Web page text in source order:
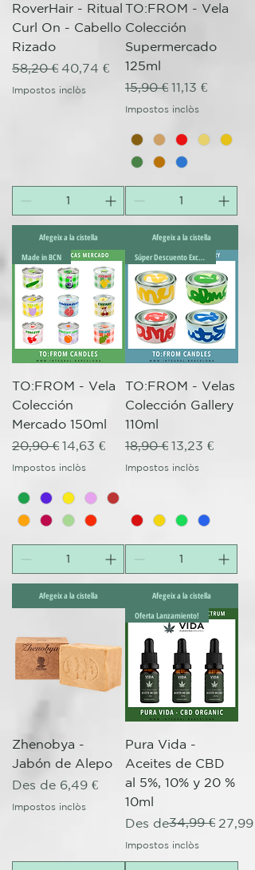
RoverHair - Ritual
Curl On - Cabello
Rizado
Preu normal
58,20 € Preu d'oferta
40,74 €
Impostos inclòs
Afegeix a la cistella
TO:FROM - Vela
Colección
Supermercado
125ml
Preu normal
15,90 € Preu d'oferta
11,13 €
Impostos inclòs
Afegeix a la cistella
Made in BCN
TO:FROM - Vela
Colección
Mercado 150ml
Preu normal
20,90 € Preu d'oferta
14,63 €
Impostos inclòs
Afegeix a la cistella
Súper Descuento Excepcional
TO:FROM - Velas
Colección Gallery
110ml
Preu normal
18,90 € Preu d'oferta
13,23 €
Impostos inclòs
Afegeix a la cistella
Zhenobya -
Jabón de Alepo
Des de 6,49 €
Preu d'oferta
Impostos inclòs
Oferta Lanzamiento!
Pura Vida -
Aceites de CBD
al 5%, 10% y 20 %
10ml
Des de
Preu normal
34,99 € 27,99
Preu d'oferta
Impostos inclòs